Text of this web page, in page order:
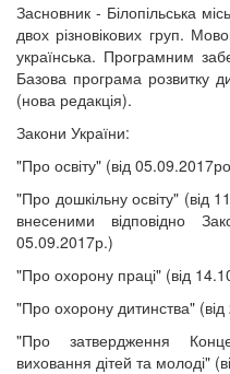
Засновник - Білопільська
двох різновікових груп.
українська. Програмним
Базова програма розвитку
(нова редакція).
Закони України:
"Про освіту" (від
"Про дошкільну освіту" (від
внесеними відповідно
05.09.2017р.)
"Про охорону праці" (від
"Про охорону дитинства"
"Про затвердження
виховання дітей та молоді"